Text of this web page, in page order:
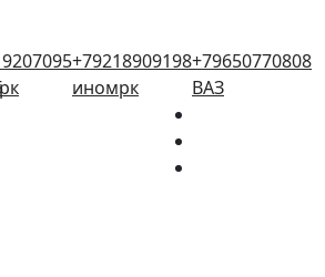
+79218909198
иномрк
+79650770808
ВАЗ